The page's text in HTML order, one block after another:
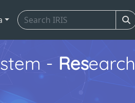
- Research